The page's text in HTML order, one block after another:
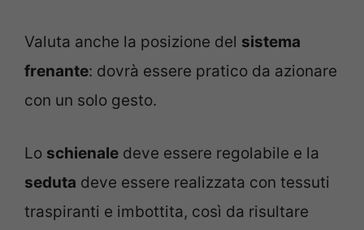
Valuta anche la posizione del sistema
frenante: dovrà essere pratico da azionare
con un solo gesto.
Lo schienale deve essere regolabile e la
seduta deve essere realizzata con tessuti
traspiranti e imbottita, così da risultare